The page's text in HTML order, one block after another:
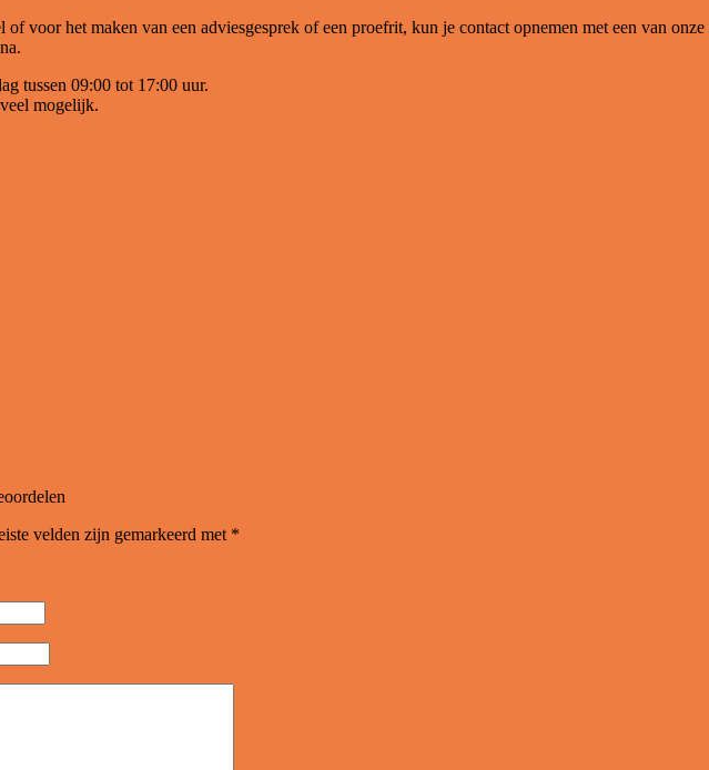
voor het maken van een adviesgesprek of een proefrit, kun je contact opnemen met een van
tussen 09:00 tot 17:00 uur.
mogelijk.
velden zijn gemarkeerd met *